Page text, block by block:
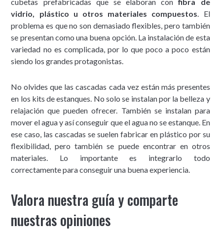
vidrio, plástico u otros materiales compuestos. El
problema es que no son demasiado flexibles, pero también
se presentan como una buena opción. La instalación de esta
variedad no es complicada, por lo que poco a poco están
siendo los grandes protagonistas.
No olvides que las cascadas cada vez están más presentes
en los kits de estanques. No solo se instalan por la belleza y
relajación que pueden ofrecer. También se instalan para
mover el agua y así conseguir que el agua no se estanque. En
ese caso, las cascadas se suelen fabricar en plástico por su
flexibilidad, pero también se puede encontrar en otros
materiales. Lo importante es integrarlo todo
correctamente para conseguir una buena experiencia.
Valora nuestra guía y comparte
nuestras opiniones